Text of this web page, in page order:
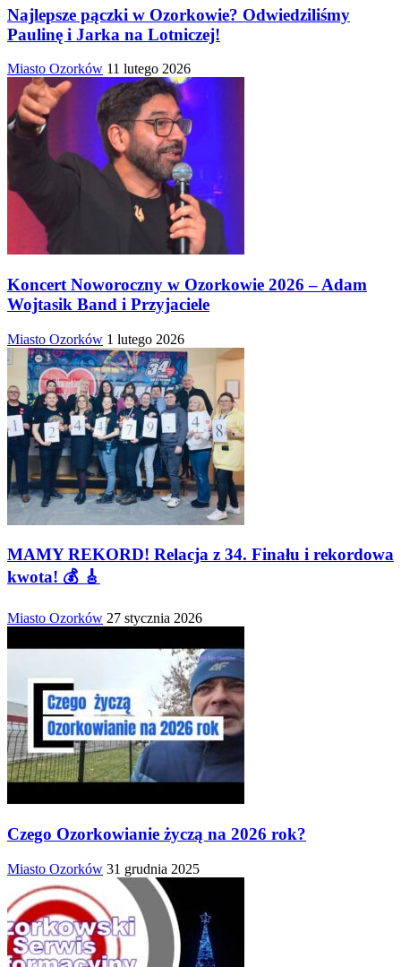
Najlepsze pączki w Ozorkowie? Odwiedziliśmy
Paulinę i Jarka na Lotniczej!
Miasto Ozorków 11 lutego 2026
Koncert Noworoczny w Ozorkowie 2026 – Adam
Wojtasik Band i Przyjaciele
Miasto Ozorków 1 lutego 2026
MAMY REKORD! Relacja z 34. Finału i rekordowa
kwota! 💰 🎸
Miasto Ozorków 27 stycznia 2026
Czego Ozorkowianie życzą na 2026 rok?
Miasto Ozorków 31 grudnia 2025